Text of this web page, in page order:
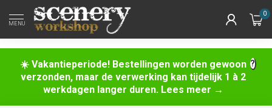
☀️ Vakantieperiode! Bestellingen worden gewoon
verzonden, maar de verwerking kan tijdelijk 1 à 2
werkdagen langer duren. Lees meer →
MENU
0